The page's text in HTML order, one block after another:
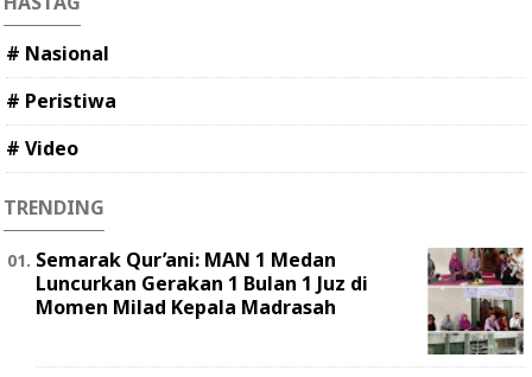
# Nasional
# Peristiwa
# Video
TRENDING
Semarak Qur’ani: MAN 1 Medan
Luncurkan Gerakan 1 Bulan 1 Juz di
Momen Milad Kepala Madrasah